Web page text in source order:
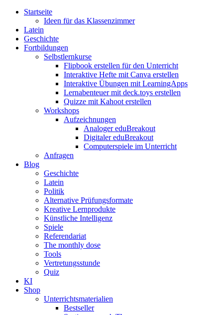
Startseite
Ideen für das Klassenzimmer
Latein
Geschichte
Fortbildungen
Selbstlernkurse
Flipbook erstellen für den Unterricht
Interaktive Hefte mit Canva erstellen
Interaktive Übungen mit LearningApps
Lernabenteuer mit deck.toys erstellen
Quizze mit Kahoot erstellen
Workshops
Aufzeichnungen
Analoger eduBreakout
Digitaler eduBreakout
Computerspiele im Unterricht
Anfragen
Blog
Geschichte
Latein
Politik
Alternative Prüfungsformate
Kreative Lernprodukte
Künstliche Intelligenz
Spiele
Referendariat
The monthly dose
Tools
Vertretungsstunde
Quiz
KI
Shop
Unterrichtsmaterialien
Bestseller